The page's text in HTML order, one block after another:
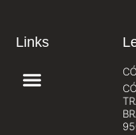
Links